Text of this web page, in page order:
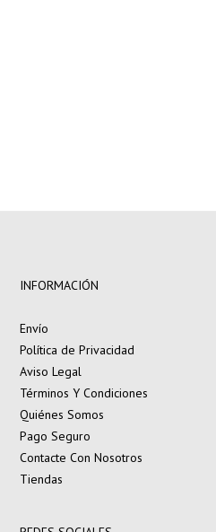
INFORMACIÓN
Envío
Política de Privacidad
Aviso Legal
Términos Y Condiciones
Quiénes Somos
Pago Seguro
Contacte Con Nosotros
Tiendas